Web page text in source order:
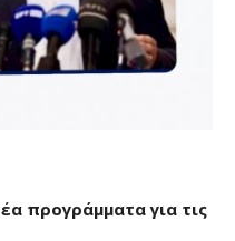
προγράμματα για τις